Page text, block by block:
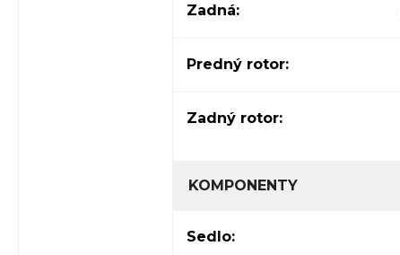
Zadná:
Predný rotor:
Zadný rotor:
KOMPONENTY
Sedlo: